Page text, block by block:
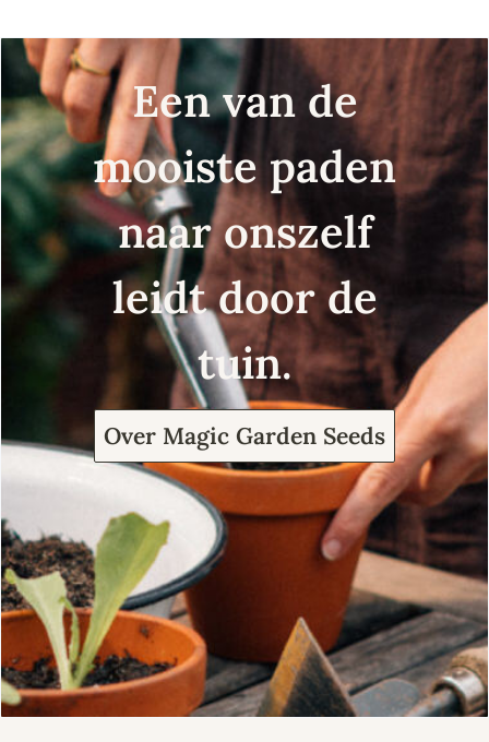
Een van de
mooiste paden
naar onszelf
leidt door de
tuin.
Over Magic Garden Seeds